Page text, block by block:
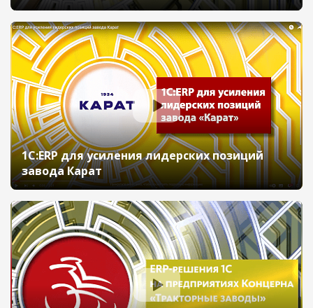
1С:ERP для усиления лидерских позиций
завода Карат